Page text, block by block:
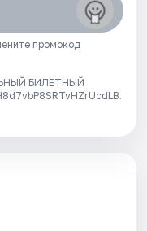
промокод
БИЛЕТНЫЙ